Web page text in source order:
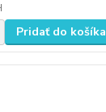
Pridať do košíka